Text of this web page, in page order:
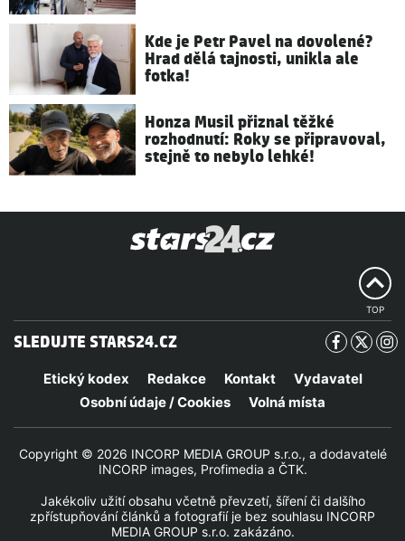
Kde je Petr Pavel na dovolené?
Hrad dělá tajnosti, unikla ale
fotka!
Honza Musil přiznal těžké
rozhodnutí: Roky se připravoval,
stejně to nebylo lehké!
TOP
SLEDUJTE STARS24.CZ
Etický kodex Redakce Kontakt
Vydavatel
Osobní údaje / Cookies
Volná místa
Copyright © 2026 INCORP MEDIA GROUP s.r.o., a dodavatelé
INCORP images, Profimedia a ČTK.
Jakékoliv užití obsahu včetně převzetí, šíření či dalšího
zpřístupňování článků a fotografií je bez souhlasu INCORP
MEDIA GROUP s.r.o. zakázáno.